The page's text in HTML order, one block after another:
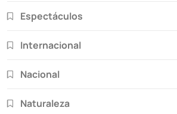
Espectáculos
Internacional
Nacional
Naturaleza